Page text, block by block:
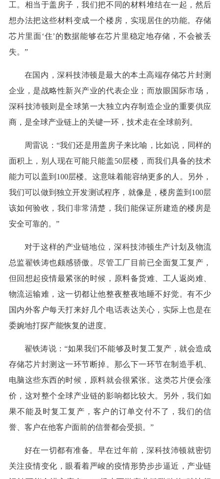
工。相当于盖房子，我们把不同的材料堆结在一起，然后
想办法把这些材料变成一个楼房，实现居住的功能。存储
芯片里面‘住’的数据能够在芯片里稳定地存储，不会被丢
失。”
在国内，深科技沛顿是最大的本土高端存储芯片封测
企业，是战略性新兴产业的代表企业；而放眼国际市场，
深科技沛顿则是全球第一大独立内存制造企业的重要供应
商，是全球产业链上的关键一环，技术走在全球前列。
周雷说：“我们还是用盖房子来比喻，比如说，同样的
面积上，别人现在可能只能盖50层楼，而我们具备的技术
能力可以盖到100层楼。这意味着能容纳更多的人。另外，
我们可以做到独立开发测试程序，就像是，楼房盖到100层
该如何验收，我们非常清楚，我们能保证所建造的楼房是
安全可靠的。”
对于这样的产业链地位，深科技沛顿生产计划及物流
总监翟铁涛也颇感骄傲。尽管工厂目前已全面复工复产，
但回想起疫情最紧张的时候，原料备货难、工人返岗难、
物流运输难，这一切都让他整夜整夜地睡不好觉。有不少
国内外客户每天打来好几个电话表达关心，实际上也是在
委婉地打探产能恢复的进度。
翟铁涛说：“如果我们不能够及时复工复产，就会造成
存储芯片封测这一环节断掉。那么下一环节在制造手机、
电脑这些东西的时候，原料就会很紧张。这类芯片便会涨
价，这对整个全球产业链的影响都比较大。另外，我们如
果不能及时复工复产，客户的订单交付不了，我们的信
誉、客户在他客户面前的信誉都会受损。”
好在一切都有准备。早在过年前，深科技沛顿就密切
关注疫情变化，眼看着严峻的疫情形势步步逼近，产业链